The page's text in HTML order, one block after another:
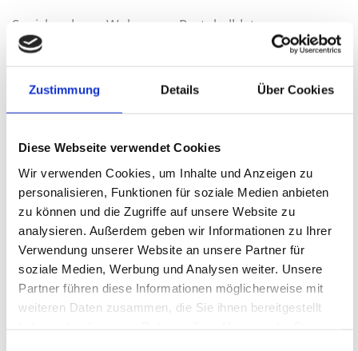
Zustimmung Details Über Cookies
Diese Webseite verwendet Cookies
Wir verwenden Cookies, um Inhalte und Anzeigen zu
personalisieren, Funktionen für soziale Medien anbieten
zu können und die Zugriffe auf unsere Website zu
analysieren. Außerdem geben wir Informationen zu Ihrer
Verwendung unserer Website an unsere Partner für
soziale Medien, Werbung und Analysen weiter. Unsere
Partner führen diese Informationen möglicherweise mit
weiteren Daten zusammen, die Sie ihnen bereitgestellt
Speicherdauer Webserver-Protokolldaten
Die Daten werden für eine Woche auf den Systemen
aufbewahrt.
(a) Recht auf Auskunft Sie haben gemäß Art. 15 DS-
GVO das Recht, jederzeit Auskunft über Ihre bei uns
gespeicherten personenbezogenen Daten zu
erhalten. Insbesondere können Sie Auskunft über die
Verarbeitungszwecke, die Kategorie der
personenbezogenen Daten, die Kategorien von
Empfängern, gegenüber denen Ihre Daten
offengelegt wurden oder werden, die geplante